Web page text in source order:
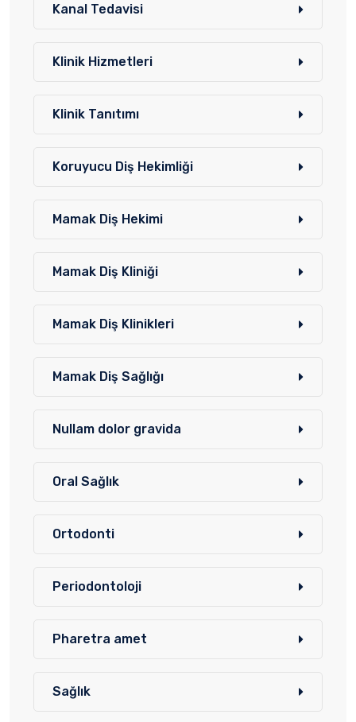
Kanal Tedavisi
Klinik Hizmetleri
Klinik Tanıtımı
Koruyucu Diş Hekimliği
Mamak Diş Hekimi
Mamak Diş Kliniği
Mamak Diş Klinikleri
Mamak Diş Sağlığı
Nullam dolor gravida
Oral Sağlık
Ortodonti
Periodontoloji
Pharetra amet
Sağlık